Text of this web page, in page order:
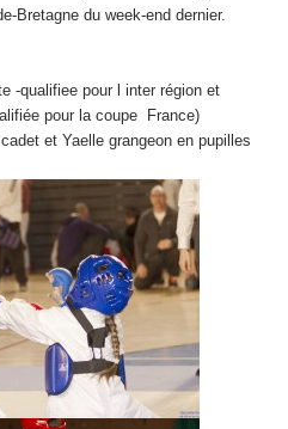
Bretagne du week-end dernier.
-qualifiee pour l inter région et
pour la coupe France)
et Yaelle grangeon en pupilles